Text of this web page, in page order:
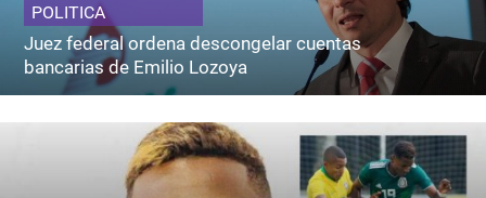
POLITICA
Juez federal ordena descongelar cuentas
bancarias de Emilio Lozoya